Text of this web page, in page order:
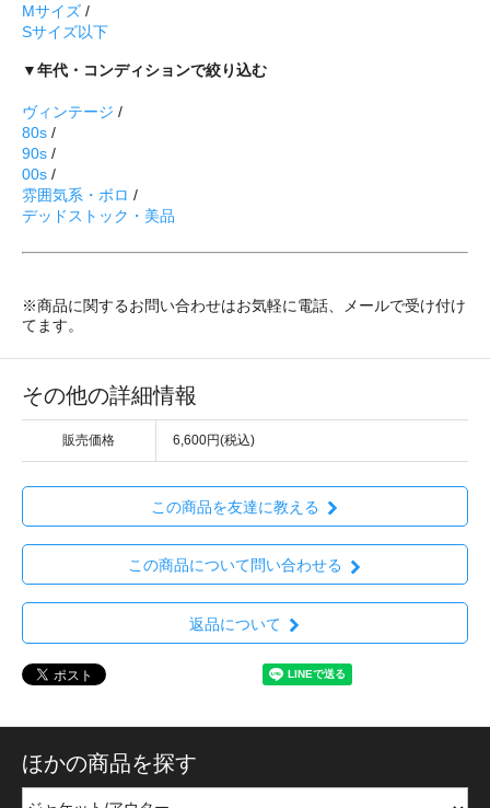
Mサイズ /
Sサイズ以下
▼年代・コンディションで絞り込む
ヴィンテージ /
80s /
90s /
00s /
雰囲気系・ボロ /
デッドストック・美品
※商品に関するお問い合わせはお気軽に電話、メールで受け付け
てます。
その他の詳細情報
販売価格 6,600円(税込)
この商品を友達に教える
この商品について問い合わせる
返品について
ほかの商品を探す